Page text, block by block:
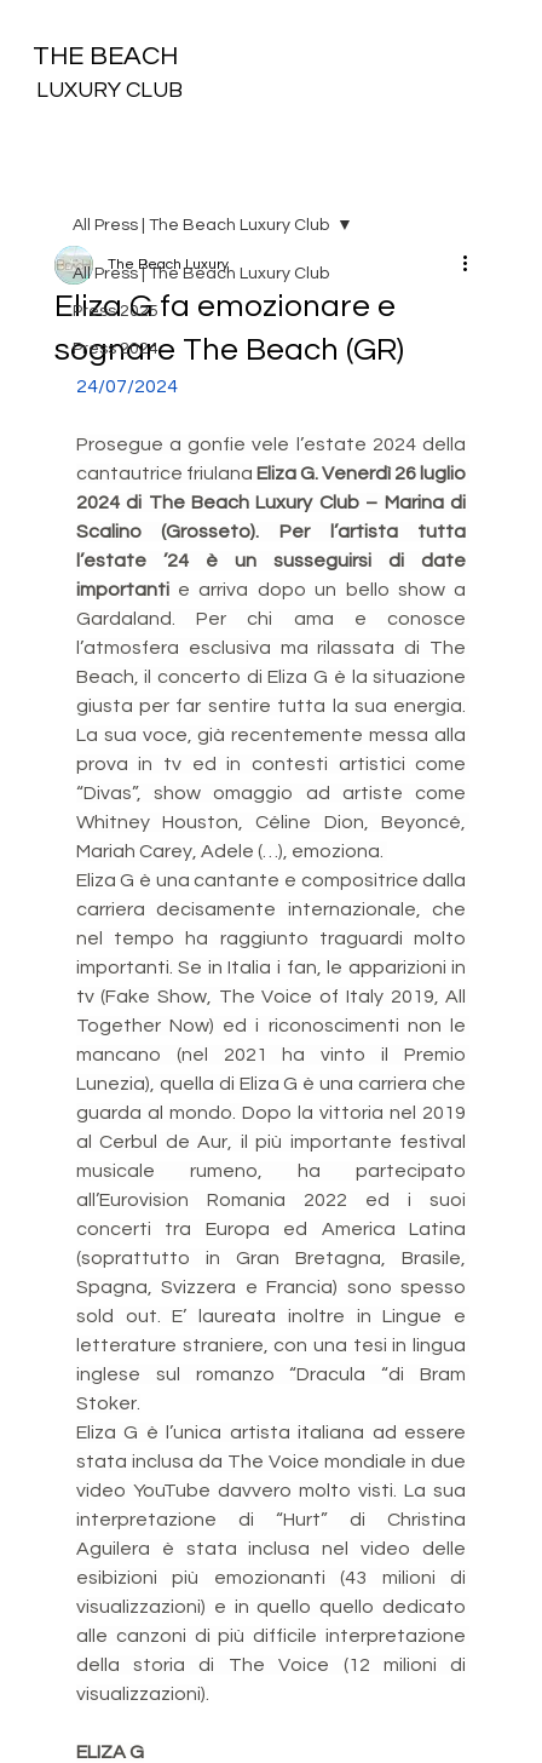
THE BEACH
LUXURY CLUB
All Press | The Beach Luxury Club
Press 2025
Press 2024
All Press | The Beach Luxury Club
Eliza G fa emozionare e
sognare The Beach (GR)
The Beach Luxury
24/07/2024
Prosegue a gonfie vele l’estate 2024 della
cantautrice friulana Eliza G. Venerdì 26 luglio
2024 di The Beach Luxury Club – Marina di
Scalino (Grosseto). Per l’artista tutta
l’estate ’24 è un susseguirsi di date
importanti e arriva dopo un bello show a
Gardaland. Per chi ama e conosce
l’atmosfera esclusiva ma rilassata di The
Beach, il concerto di Eliza G è la situazione
giusta per far sentire tutta la sua energia.
La sua voce, già recentemente messa alla
prova in tv ed in contesti artistici come
“Divas”, show omaggio ad artiste come
Whitney Houston, Céline Dion, Beyoncé,
Mariah Carey, Adele (…), emoziona.
Eliza G è una cantante e compositrice dalla
carriera decisamente internazionale, che
nel tempo ha raggiunto traguardi molto
importanti. Se in Italia i fan, le apparizioni in
tv (Fake Show, The Voice of Italy 2019, All
Together Now) ed i riconoscimenti non le
mancano (nel 2021 ha vinto il Premio
Lunezia), quella di Eliza G è una carriera che
guarda al mondo. Dopo la vittoria nel 2019
al Cerbul de Aur, il più importante festival
musicale rumeno, ha partecipato
all’Eurovision Romania 2022 ed i suoi
concerti tra Europa ed America Latina
(soprattutto in Gran Bretagna, Brasile,
Spagna, Svizzera e Francia) sono spesso
sold out. E’ laureata inoltre in Lingue e
letterature straniere, con una tesi in lingua
inglese sul romanzo “Dracula “di Bram
Stoker.
Eliza G è l’unica artista italiana ad essere
stata inclusa da The Voice mondiale in due
video YouTube davvero molto visti. La sua
interpretazione di “Hurt” di Christina
Aguilera è stata inclusa nel video delle
esibizioni più emozionanti (43 milioni di
visualizzazioni) e in quello quello dedicato
alle canzoni di più difficile interpretazione
della storia di The Voice (12 milioni di
visualizzazioni).
ELIZA G